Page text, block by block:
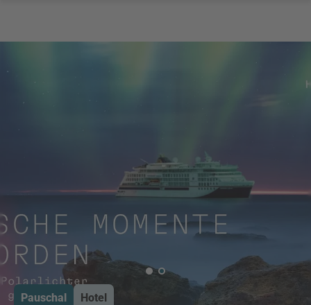
Pauschal Hotel